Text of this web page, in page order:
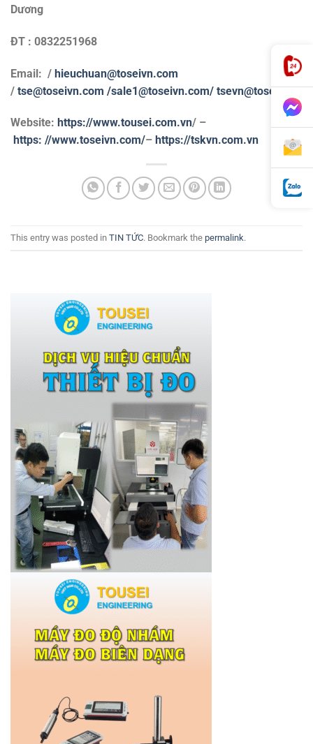
Dương
ĐT : 0832251968
Email: / hieuchuan@toseivn.com
/ tse@toseivn.com /sale1@toseivn.com/
Website: https://www.tousei.com.vn/ –
https: //www.toseivn.com/– https://tskvn.com.vn
This entry was posted in TIN TỨC. Bookmark the permalink.